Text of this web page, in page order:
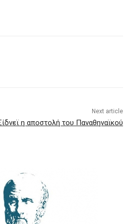
Next article
η αποστολή του Παναθηναϊκού